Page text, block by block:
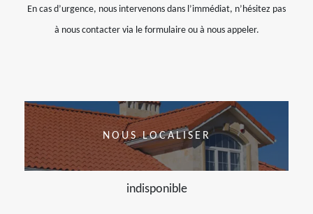
En cas d’urgence, nous intervenons dans l’immédiat, n’hésitez pas
à nous contacter via le formulaire ou à nous appeler.
NOUS LOCALISER
indisponible